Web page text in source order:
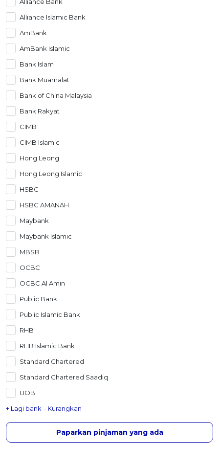
Promo
Artikel Terkini
Pinjaman Peribadi
Kad
Insurans
Pelaburan
Pengurusan Kewangan
Pinjaman Perumahan
Pinjaman Kereta
Gaya Hidup
SPECIAL PROMO
Promo RHB Bank Kad Kredit
Alliance Islamic Bank
AmBank
AmBank Islamic
Bank Islam
Bank Muamalat
Bank of China Malaysia
Bank Rakyat
CIMB
CIMB Islamic
Hong Leong
Hong Leong Islamic
HSBC
HSBC AMANAH
Maybank
Maybank Islamic
MBSB
OCBC
OCBC Al Amin
Public Bank
Public Islamic Bank
RHB
RHB Islamic Bank
Standard Chartered
Standard Chartered Saadiq
UOB
+ Lagi bank - Kurangkan
Paparkan pinjaman yang ada